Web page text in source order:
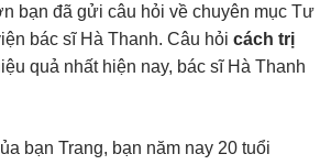
bạn đã gửi câu hỏi về chuyên mục Tư
bác sĩ Hà Thanh. Câu hỏi cách trị
quả nhất hiện nay, bác sĩ Hà Thanh
bạn Trang, bạn năm nay 20 tuổi